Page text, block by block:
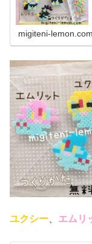
migiteni-lemon.com
ユクシー エムリ